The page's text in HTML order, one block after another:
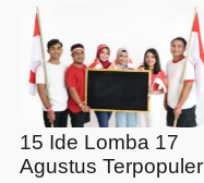
15 Ide Lomba 17
Agustus Terpopuler